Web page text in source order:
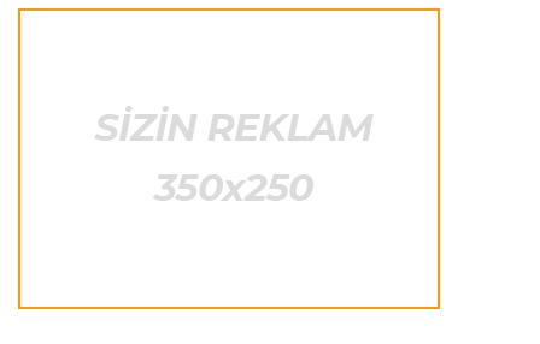
“Barselona”nın sabiq futbolçusu karyerasını
Transfer 21:08 08.08.2026